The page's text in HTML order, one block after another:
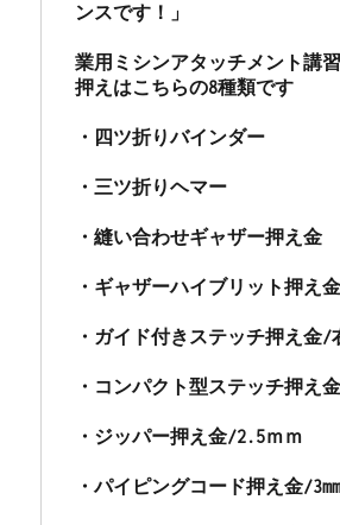
ンスです！」
業用ミシンアタッチメント講
押えはこちらの8種類です
・四ツ折りバインダー
・三ツ折りヘマー
・縫い合わせギャザー押え金
・ギャザーハイブリット押え金
・ガイド付きステッチ押え金/
・コンパクト型ステッチ押え
・ジッパー押え金/2.5ｍｍ
・パイピングコード押え金/